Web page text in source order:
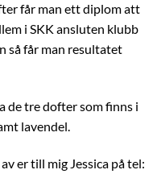
får man ett diplom att
i SKK ansluten klubb
så får man resultatet
de tre dofter som finns i
lavendel.
er till mig Jessica på tel: